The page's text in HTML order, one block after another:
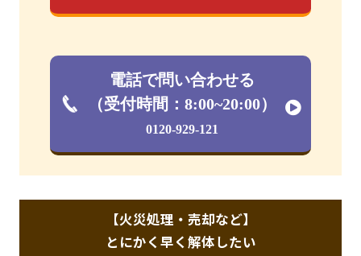
電話で問い合わせる
（受付時間：8:00~20:00）
0120-929-121
【火災処理・売却など】
とにかく早く解体したい